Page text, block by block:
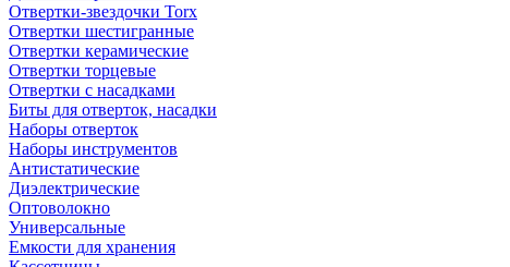
Отвертки-звездочки Torx
Отвертки шестигранные
Отвертки керамические
Отвертки торцевые
Отвертки с насадками
Биты для отверток, насадки
Наборы отверток
Наборы инструментов
Антистатические
Диэлектрические
Оптоволокно
Универсальные
Емкости для хранения